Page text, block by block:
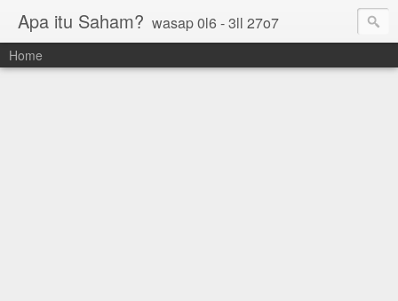
Apa itu Saham? wasap 0l6 - 3ll 27o7
Home